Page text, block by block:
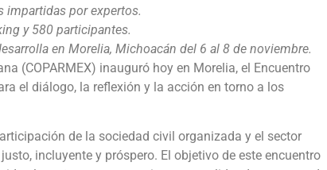
impartidas por expertos.
y 580 participantes.
en Morelia, Michoacán del 6 al 8 de noviembre.
(COPARMEX) inauguró hoy en Morelia, el Encuentro
el diálogo, la reflexión y la acción en torno a los
de la sociedad civil organizada y el sector
incluyente y próspero. El objetivo de este encuentro